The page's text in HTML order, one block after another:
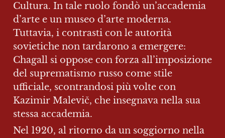
Cultura. In tale ruolo fondò un’accademia
d’arte e un museo d’arte moderna.
Tuttavia, i contrasti con le autorità
sovietiche non tardarono a emergere:
Chagall si oppose con forza all’imposizione
del suprematismo russo come stile
ufficiale, scontrandosi più volte con
Kazimir Malevič, che insegnava nella sua
stessa accademia.
Nel 1920, al ritorno da un soggiorno nella